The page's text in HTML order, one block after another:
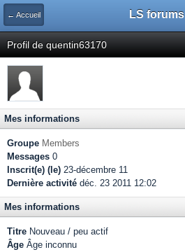
← Accueil LS forums
Profil de quentin63170
Mes informations
Groupe Members
Messages 0
Inscrit(e) (le) 23-décembre 11
Dernière activité déc. 23 2011 12:02
Mes informations
Titre Nouveau / peu actif
Âge Âge inconnu